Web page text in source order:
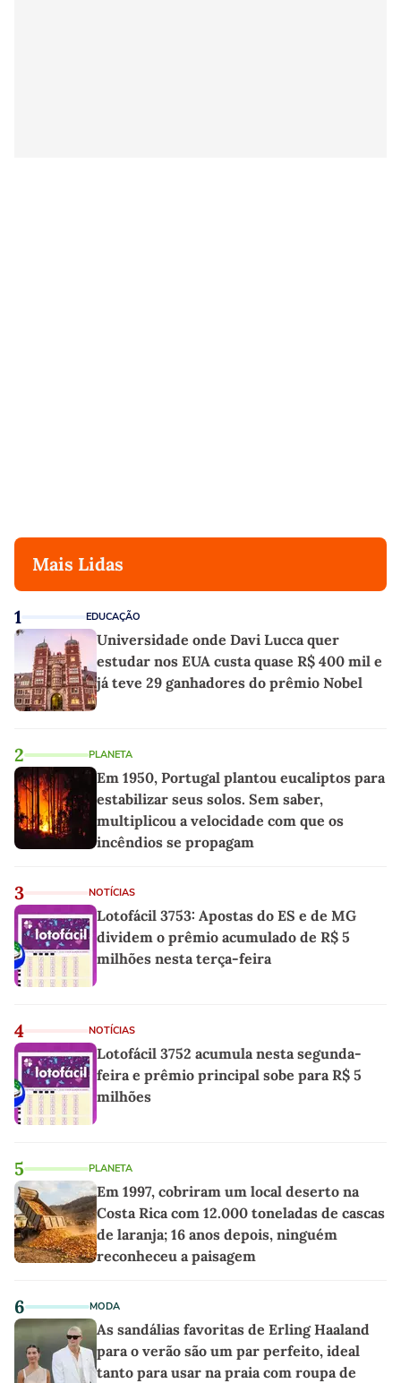
Mais Lidas
1 EDUCAÇÃO
Universidade onde Davi Lucca quer
estudar nos EUA custa quase R$ 400 mil e
já teve 29 ganhadores do prêmio Nobel
2 PLANETA
Em 1950, Portugal plantou eucaliptos para
estabilizar seus solos. Sem saber,
multiplicou a velocidade com que os
incêndios se propagam
3 NOTÍCIAS
Lotofácil 3753: Apostas do ES e de MG
dividem o prêmio acumulado de R$ 5
milhões nesta terça-feira
4 NOTÍCIAS
Lotofácil 3752 acumula nesta segunda-
feira e prêmio principal sobe para R$ 5
milhões
5 PLANETA
Em 1997, cobriram um local deserto na
Costa Rica com 12.000 toneladas de cascas
de laranja; 16 anos depois, ninguém
reconheceu a paisagem
6 MODA
As sandálias favoritas de Erling Haaland
para o verão são um par perfeito, ideal
tanto para usar na praia com roupa de